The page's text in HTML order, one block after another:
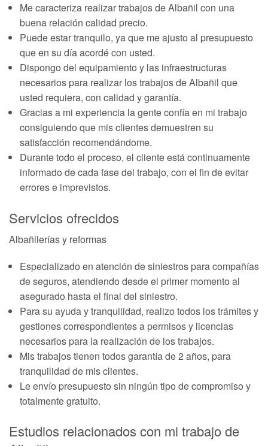
Me caracteriza realizar trabajos de Albañil con una
buena relación calidad precio.
Puede estar tranquilo, ya que me ajusto al presupuesto
que en su día acordé con usted.
Dispongo del equipamiento y las infraestructuras
necesarios para realizar los trabajos de Albañil que
usted requiera, con calidad y garantía.
Gracias a mi experiencia la gente confía en mi trabajo
consiguiendo que mis clientes demuestren su
satisfacción recomendándome.
Durante todo el proceso, el cliente está continuamente
informado de cada fase del trabajo, con el fin de evitar
errores e imprevistos.
Servicios ofrecidos
Albañilerías y reformas
Especializado en atención de siniestros para compañías
de seguros, atendiendo desde el primer momento al
asegurado hasta el final del siniestro.
Para su ayuda y tranquilidad, realizo todos los trámites y
gestiones correspondientes a permisos y licencias
necesarios para la realización de los trabajos.
Mis trabajos tienen todos garantía de 2 años, para
tranquilidad de mis clientes.
Le envío presupuesto sin ningún tipo de compromiso y
totalmente gratuito.
Estudios relacionados con mi trabajo de